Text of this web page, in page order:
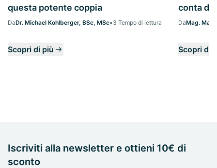
questa potente coppia
DaDr. Michael Kohlberger, BSc, MSc•3 Tempo di lettura
Scopri di più
conta
DaMag.
Scopri di
Iscriviti alla newsletter e ottieni 10€ di
sconto